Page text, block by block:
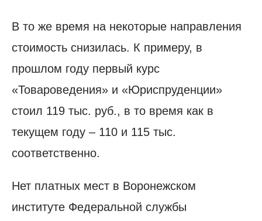
В то же время на некоторые направления
стоимость снизилась. К примеру, в
прошлом году первый курс
«Товароведения» и «Юриспруденции»
стоил 119 тыс. руб., в то время как в
текущем году – 110 и 115 тыс.
соответственно.
Нет платных мест в Воронежском
институте Федеральной службы